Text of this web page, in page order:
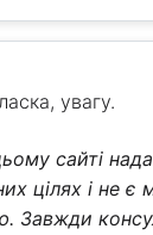
увагу.
сайті
цілях і не є
Завжди